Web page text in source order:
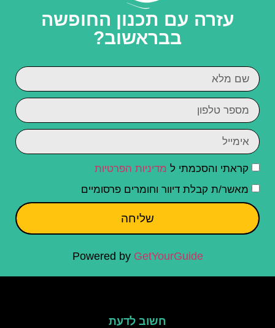
עזרה עם תכנון החופשה
בבראשוב?
קראתי והסכמתי ל מדיניות הפרטיות
מאשר/ת קבלת דיוור וחומרים פרסומיים
שליחה
Powered by GetYourGuide
חשוב לדעת